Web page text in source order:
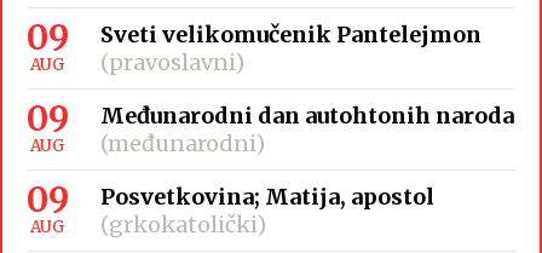
09
AUG
Sveti velikomučenik Pantelejmon
(pravoslavni)
09
AUG
Međunarodni dan autohtonih naroda
(međunarodni)
09
AUG
Posvetkovina; Matija, apostol
(grkokatolički)